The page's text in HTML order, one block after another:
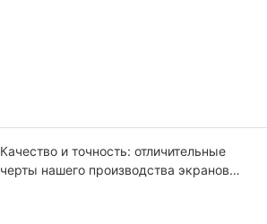
Качество и точность: отличительные
черты нашего производства экранов